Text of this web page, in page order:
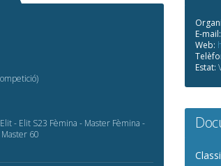
- Elit S23 Fèmina - Master Fèmina -
60
E-mail:
Web:
Estat: